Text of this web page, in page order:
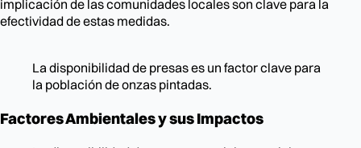
implicación de las comunidades locales son clave para la
efectividad de estas medidas.
La disponibilidad de presas es un factor clave para
la población de onzas pintadas.
Factores Ambientales y sus Impactos